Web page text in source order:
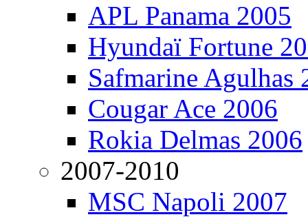
APL Panama 2005
Hyundaï Fortune
Safmarine Agulhas
Cougar Ace 2006
Rokia Delmas 2006
2007-2010
MSC Napoli 2007